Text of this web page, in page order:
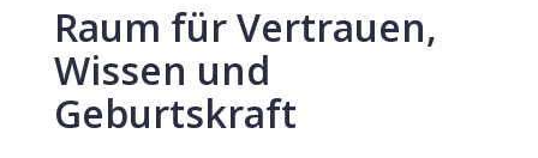
Raum für Vertrauen,
Wissen und
Geburtskraft